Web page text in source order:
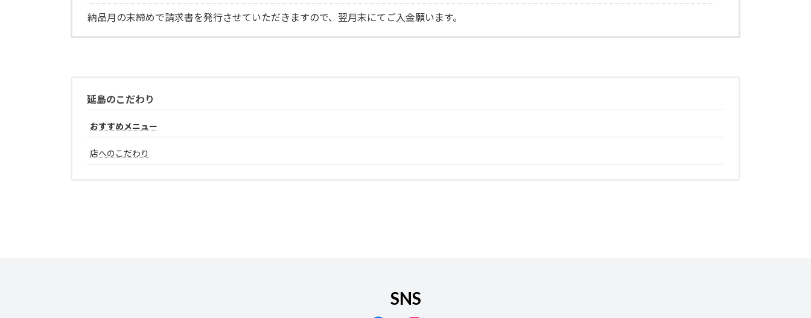
納品月の末締めで請求書を発行させていただきますので、翌月末にてご入金願います。
延島のこだわり
おすすめメニュー
店へのこだわり
SNS